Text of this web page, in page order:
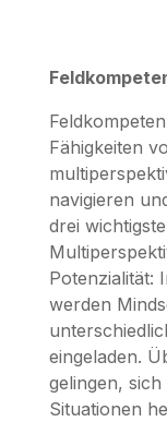
Fähigkeiten
navigieren
drei
Potenzialität:
werden
eingeladen.
gelingen,
Situationen